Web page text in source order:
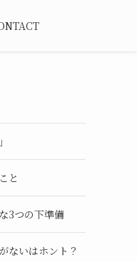
と
3つの下準備
ないはホント？